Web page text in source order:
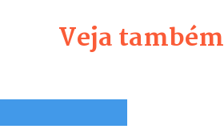
Veja também